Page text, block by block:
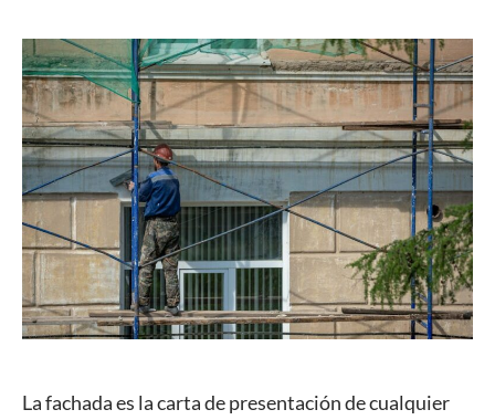
La fachada es la carta de presentación de cualquier